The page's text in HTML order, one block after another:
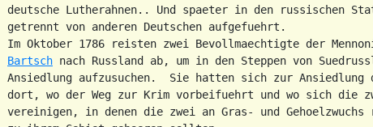
deutsche Lutherahnen.. Und spaeter in den russischen
getrennt von anderen Deutschen aufgefuehrt.
Im Oktober 1786 reisten zwei Bevollmaechtigte der
Bartsch nach Russland ab, um in den Steppen von
Ansiedlung aufzusuchen.  Sie hatten sich zur Ansiedlung
dort, wo der Weg zur Krim vorbeifuehrt und wo sich die
vereinigen, in denen die zwei an Gras- und